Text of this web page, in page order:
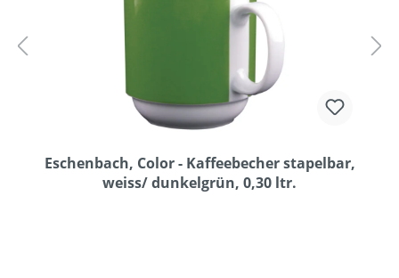
Eschenbach, Color - Kaffeebecher stapelbar,
weiss/ dunkelgrün, 0,30 ltr.